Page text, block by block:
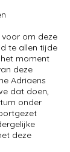
om deze
te allen tijde
moment
deze
Adriaens
dat doen,
onder
deze